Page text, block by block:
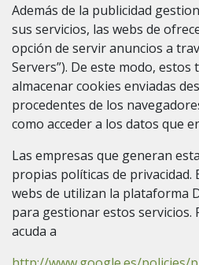
Además de la publicidad
sus servicios, las webs de
opción de servir anuncios a
Servers”). De este modo, estos
almacenar cookies enviadas
procedentes de los
como acceder a los datos que
Las empresas que generan
propias políticas de privacidad.
webs de utilizan la plataforma
para gestionar estos servicios.
acuda a